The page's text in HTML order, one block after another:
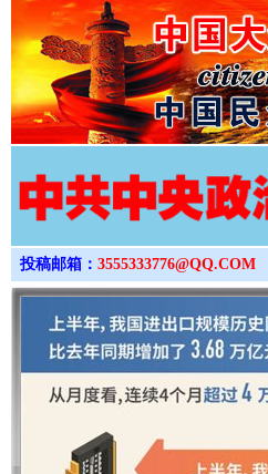
投稿邮箱： 3555333776@QQ.COM